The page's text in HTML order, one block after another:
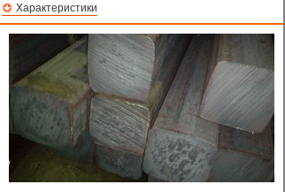
Характеристики